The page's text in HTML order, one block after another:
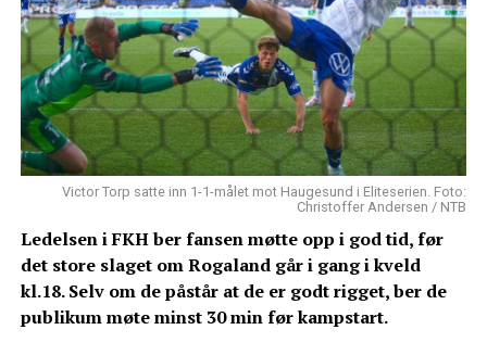
Victor Torp satte inn 1-1-målet mot Haugesund i Eliteserien. Foto:
Christoffer Andersen / NTB
Ledelsen i FKH ber fansen møtte opp i god tid, før
det store slaget om Rogaland går i gang i kveld
kl.18. Selv om de påstår at de er godt rigget, ber de
publikum møte minst 30 min før kampstart.